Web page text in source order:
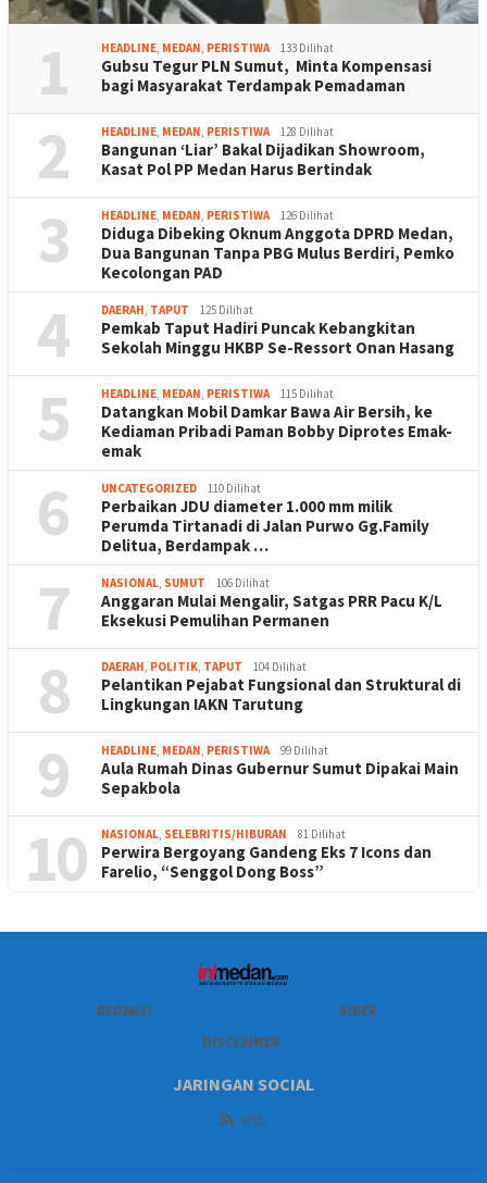
1 HEADLINE, MEDAN, PERISTIWA 133 Dilihat
Gubsu Tegur PLN Sumut, Minta Kompensasi
bagi Masyarakat Terdampak Pemadaman
2 HEADLINE, MEDAN, PERISTIWA 128 Dilihat
Bangunan ‘Liar’ Bakal Dijadikan Showroom,
Kasat Pol PP Medan Harus Bertindak
3 HEADLINE, MEDAN, PERISTIWA 126 Dilihat
Diduga Dibeking Oknum Anggota DPRD Medan,
Dua Bangunan Tanpa PBG Mulus Berdiri, Pemko
Kecolongan PAD
4 DAERAH, TAPUT 125 Dilihat
Pemkab Taput Hadiri Puncak Kebangkitan
Sekolah Minggu HKBP Se-Ressort Onan Hasang
5 HEADLINE, MEDAN, PERISTIWA 115 Dilihat
Datangkan Mobil Damkar Bawa Air Bersih, ke
Kediaman Pribadi Paman Bobby Diprotes Emak-
emak
6 UNCATEGORIZED 110 Dilihat
Perbaikan JDU diameter 1.000 mm milik
Perumda Tirtanadi di Jalan Purwo Gg.Family
Delitua, Berdampak …
7 NASIONAL, SUMUT 106 Dilihat
Anggaran Mulai Mengalir, Satgas PRR Pacu K/L
Eksekusi Pemulihan Permanen
8 DAERAH, POLITIK, TAPUT 104 Dilihat
Pelantikan Pejabat Fungsional dan Struktural di
Lingkungan IAKN Tarutung
9 HEADLINE, MEDAN, PERISTIWA 99 Dilihat
Aula Rumah Dinas Gubernur Sumut Dipakai Main
Sepakbola
10 NASIONAL, SELEBRITIS/HIBURAN 81 Dilihat
Perwira Bergoyang Gandeng Eks 7 Icons dan
Farelio, “Senggol Dong Boss”
REDAKSI
SIBER
DISCLAIMER
JARINGAN SOCIAL
RSS